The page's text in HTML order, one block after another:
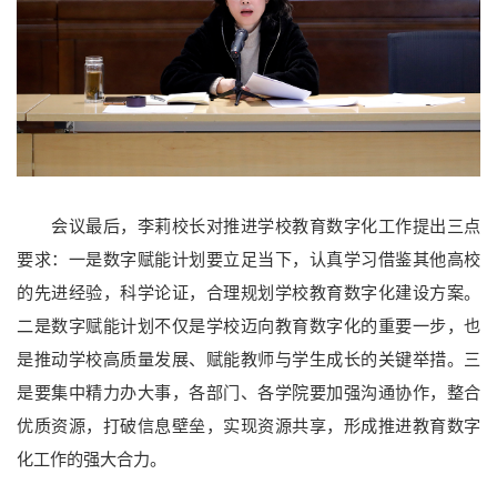
会议最后，李莉校长对推进学校教育数字化工作提出三点
要求：一是数字赋能计划要立足当下，认真学习借鉴其他高校
的先进经验，科学论证，合理规划学校教育数字化建设方案。
二是数字赋能计划不仅是学校迈向教育数字化的重要一步，也
是推动学校高质量发展、赋能教师与学生成长的关键举措。三
是要集中精力办大事，各部门、各学院要加强沟通协作，整合
优质资源，打破信息壁垒，实现资源共享，形成推进教育数字
化工作的强大合力。